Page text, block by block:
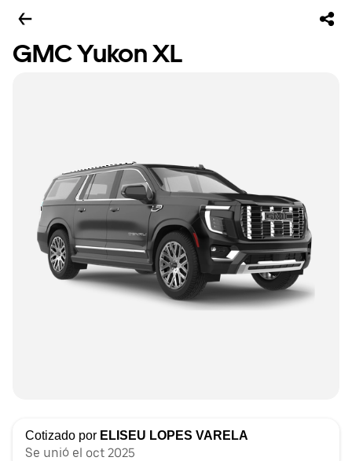
GMC Yukon XL
Cotizado por ELISEU LOPES VARELA
Se unió el oct 2025